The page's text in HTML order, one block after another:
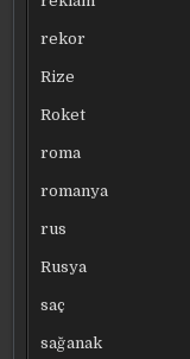
rekor
Rize
Roket
roma
romanya
rus
Rusya
saç
sağanak